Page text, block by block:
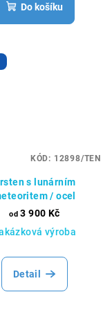
Do košíku
s lunárním
/ ocel
od 3 900 Kč
výroba
Detail
KÓD: 12898/TEN